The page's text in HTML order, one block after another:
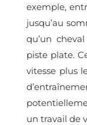
exemple,
jusqu’au
qu’un
piste plate.
vitesse plus
un travail de